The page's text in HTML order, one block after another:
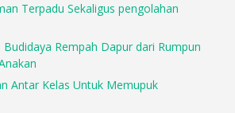
Terpadu Sekaligus pengolahan
Rempah Dapur dari Rumpun
Antar Kelas Untuk Memupuk